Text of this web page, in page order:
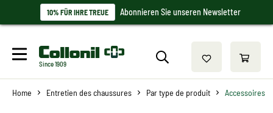
10% FÜR IHRE TREUE Abonnieren Sie unseren Newsletter
Since 1909
Home Entretien des chaussures Par type de produit Accessoires